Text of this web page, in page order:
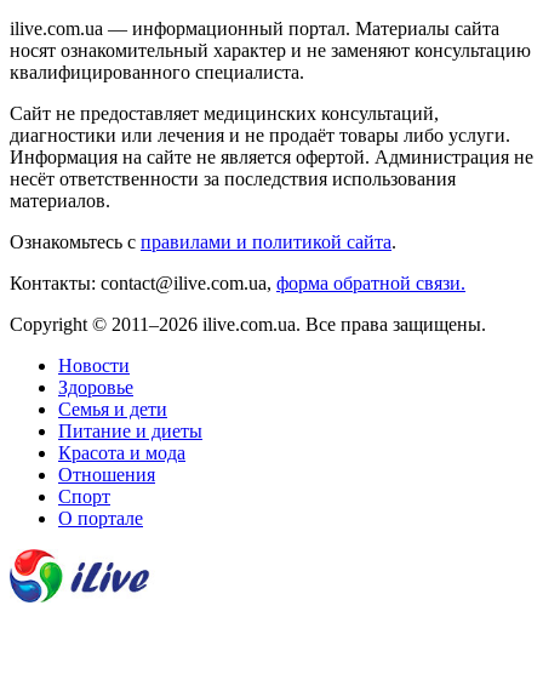
ilive.com.ua — информационный портал. Материалы сайта
носят ознакомительный характер и не заменяют консультацию
квалифицированного специалиста.
Сайт не предоставляет медицинских консультаций,
диагностики или лечения и не продаёт товары либо услуги.
Информация на сайте не является офертой. Администрация не
несёт ответственности за последствия использования
материалов.
Ознакомьтесь с правилами и политикой сайта.
Контакты: contact@ilive.com.ua, форма обратной связи.
Copyright © 2011–2026 ilive.com.ua. Все права защищены.
Новости
Здоровье
Семья и дети
Питание и диеты
Красота и мода
Отношения
Спорт
О портале